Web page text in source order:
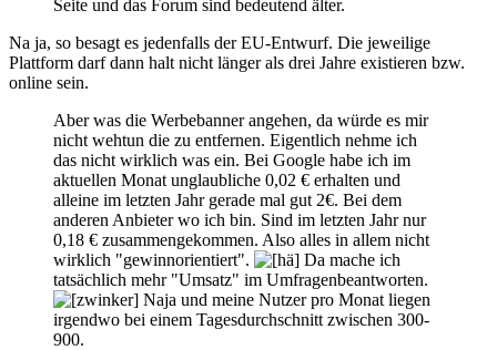
Seite und das Forum sind bedeutend älter.
Na ja, so besagt es jedenfalls der EU-Entwurf. Die jeweilige
Plattform darf dann halt nicht länger als drei Jahre existieren bzw.
online sein.
Aber was die Werbebanner angehen, da würde es mir
nicht wehtun die zu entfernen. Eigentlich nehme ich
das nicht wirklich was ein. Bei Google habe ich im
aktuellen Monat unglaubliche 0,02 € erhalten und
alleine im letzten Jahr gerade mal gut 2€. Bei dem
anderen Anbieter wo ich bin. Sind im letzten Jahr nur
0,18 € zusammengekommen. Also alles in allem nicht
wirklich "gewinnorientiert".
Da mache ich
tatsächlich mehr "Umsatz" im Umfragenbeantworten.
Naja und meine Nutzer pro Monat liegen
irgendwo bei einem Tagesdurchschnitt zwischen 300-
900.